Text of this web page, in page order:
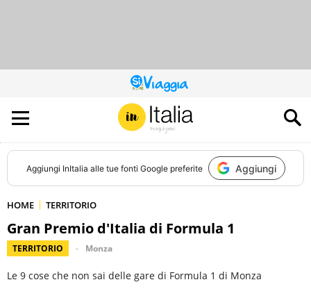
QUESTO
SITO
CONTRIBUISCE
ALL’AUDIENCE
DI
Aggiungi InItalia alle tue fonti Google preferite Aggiungi
HOME TERRITORIO
Gran Premio d'Italia di Formula 1
TERRITORIO Monza
Le 9 cose che non sai delle gare di Formula 1 di Monza